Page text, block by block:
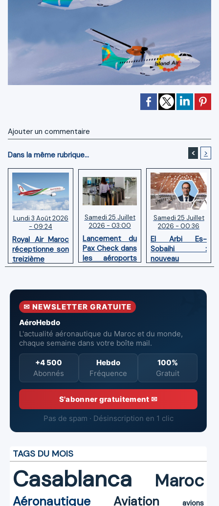
Ajouter un commentaire
Dans la même rubrique... < >
Lundi 3 Août 2026
- 09:24
Royal Air Maroc
réceptionne son
treizième
Boeing 787
Samedi 25 Juillet
2026 - 03:00
Lancement du
Pax Check dans
les aéroports
du Maroc
Samedi 25 Juillet
2026 - 00:36
El Arbi Es-
Sobaihi :
nouveau
directeur à la
l’Aéroport
Mohammed V
✉ NEWSLETTER GRATUITE
AéroHebdo
L'actualité aéronautique du Maroc et du monde,
chaque semaine dans votre boîte mail.
+4 500
Abonnés
Hebdo
Fréquence
100%
Gratuit
S'abonner gratuitement ✉
Pas de spam · Désinscription en 1 clic
TAGS DU MOIS
Casablanca Maroc
Aéronautique Aviation avions